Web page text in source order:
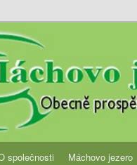
Máchovo
společnost
společnosti Máchovo jezero